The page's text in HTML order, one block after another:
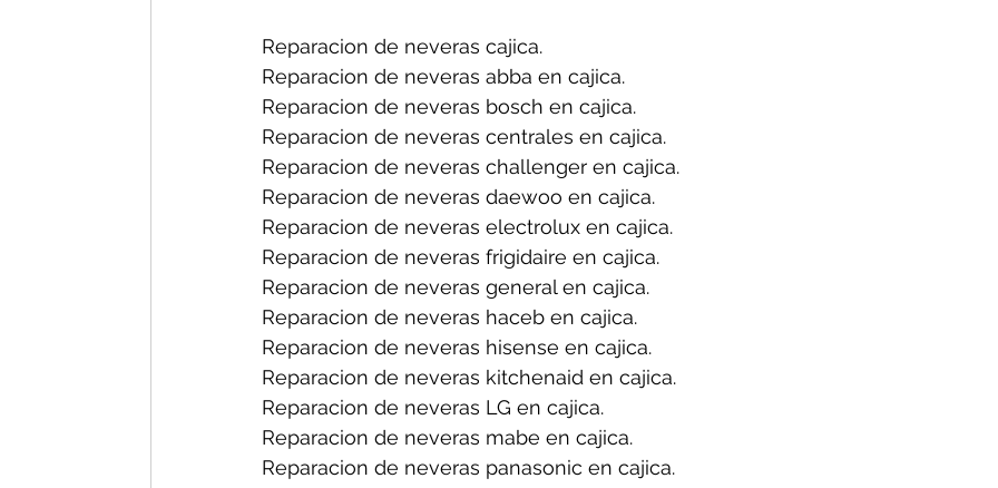
Reparacion de neveras cajica.
Reparacion de neveras abba en cajica.
Reparacion de neveras bosch en cajica.
Reparacion de neveras centrales en cajica.
Reparacion de neveras challenger en cajica.
Reparacion de neveras daewoo en cajica.
Reparacion de neveras electrolux en cajica.
Reparacion de neveras frigidaire en cajica.
Reparacion de neveras general en cajica.
Reparacion de neveras haceb en cajica.
Reparacion de neveras hisense en cajica.
Reparacion de neveras kitchenaid en cajica.
Reparacion de neveras LG en cajica.
Reparacion de neveras mabe en cajica.
Reparacion de neveras panasonic en cajica.